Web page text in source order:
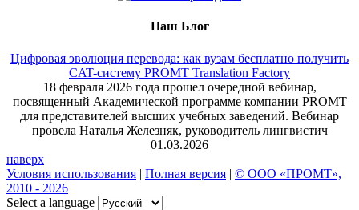
Наш Блог
Цифровая эволюция перевода: как вузам бесплатно получить
CAT-систему PROMT Translation Factory
18 февраля 2026 года прошел очередной вебинар,
посвященный Академической программе компании PROMT
для представителей высших учебных заведений. Вебинар
провела Наталья Железняк, руководитель лингвистич
01.03.2026
наверх
Условия использования | Полная версия | © ООО «ПРОМТ»,
2010 - 2026
Select a language